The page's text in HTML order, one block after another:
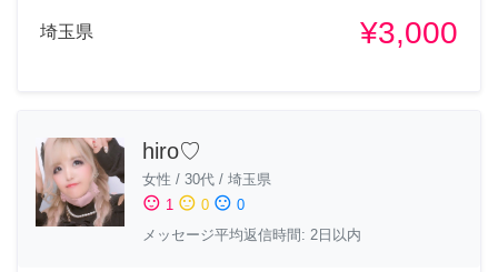
埼玉県 ¥3,000
hiro♡
女性 / 30代 / 埼玉県
sentiment_satisfied 1 sentiment_neutral 0 sentiment_dissatisfied 0
メッセージ平均返信時間: 2日以内